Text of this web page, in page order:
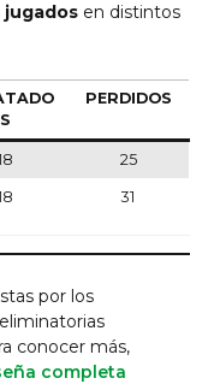
en distintos
S
PERDIDOS
25
31
por los
conocer más,
completa